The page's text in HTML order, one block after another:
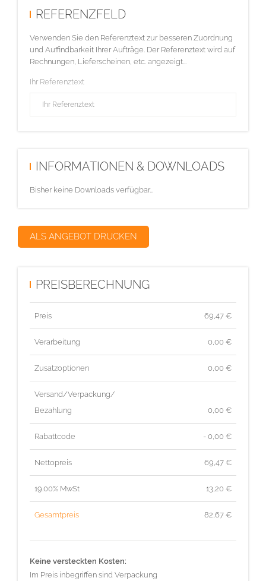
REFERENZFELD
Verwenden Sie den Referenztext zur besseren Zuordnung
und Auffindbarkeit Ihrer Aufträge. Der Referenztext wird auf
Rechnungen, Lieferscheinen, etc. angezeigt...
Ihr Referenztext
INFORMATIONEN & DOWNLOADS
Bisher keine Downloads verfügbar...
ALS ANGEBOT DRUCKEN
PREISBERECHNUNG
Preis 69,47 €
Verarbeitung 0,00 €
Zusatzoptionen 0,00 €
Versand/Verpackung/
Bezahlung
0,00 €
Rabattcode - 0,00 €
Nettopreis 69,47 €
19.00% MwSt 13,20 €
Gesamtpreis 82,67 €
Keine versteckten Kosten:
Im Preis inbegriffen sind Verpackung